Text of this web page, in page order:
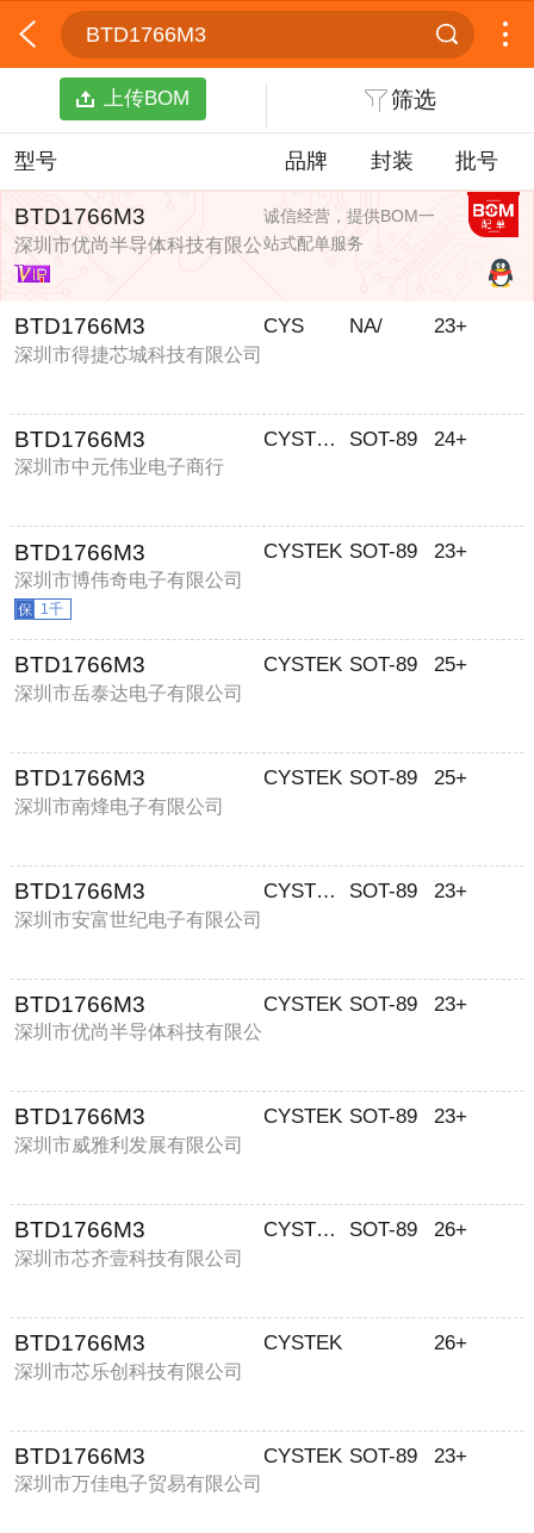
BTD1766M3
上传BOM 筛选
型号 品牌 封装 批号
BTD1766M3
深圳市优尚半导体科技有限公
司
诚信经营，提供BOM一
站式配单服务
BTD1766M3
深圳市得捷芯城科技有限公司
CYS NA/ 23+
BTD1766M3
深圳市中元伟业电子商行
CYSTECH/全宇昕 SOT-89 24+
BTD1766M3
深圳市博伟奇电子有限公司
1千
CYSTEK SOT-89 23+
BTD1766M3
深圳市岳泰达电子有限公司
CYSTEK SOT-89 25+
BTD1766M3
深圳市南烽电子有限公司
CYSTEK SOT-89 25+
BTD1766M3
深圳市安富世纪电子有限公司
CYSTECH/全宇昕 SOT-89 23+
BTD1766M3
深圳市优尚半导体科技有限公
CYSTEK SOT-89 23+
BTD1766M3
深圳市威雅利发展有限公司
CYSTEK SOT-89 23+
BTD1766M3
深圳市芯齐壹科技有限公司
CYSTEKEC SOT-89 26+
BTD1766M3
深圳市芯乐创科技有限公司
CYSTEK 26+
BTD1766M3
深圳市万佳电子贸易有限公司
CYSTEK SOT-89 23+